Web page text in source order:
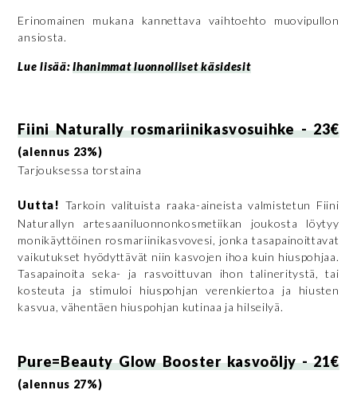
Erinomainen mukana kannettava vaihtoehto muovipullon
ansiosta.
Lue lisää:Ihanimmat luonnolliset käsidesit
Fiini Naturally rosmariinikasvosuihke - 23€
(alennus 23%)
Tarjouksessa torstaina
Uutta! Tarkoin valituista raaka-aineista valmistetun Fiini
Naturallyn artesaaniluonnonkosmetiikan joukosta löytyy
monikäyttöinen rosmariinikasvovesi, jonka tasapainoittavat
vaikutukset hyödyttävät niin kasvojen ihoa kuin hiuspohjaa.
Tasapainoita seka- ja rasvoittuvan ihon talineritystä, tai
kosteuta ja stimuloi hiuspohjan verenkiertoa ja hiusten
kasvua, vähentäen hiuspohjan kutinaa ja hilseilyä.
Pure=Beauty Glow Booster kasvoöljy - 21€
(alennus 27%)